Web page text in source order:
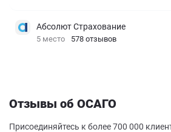
Абсолют Страхование
5 место 578 отзывов
Отзывы об ОСАГО
Присоединяйтесь к более 700 000